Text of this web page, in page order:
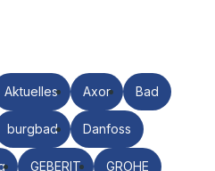
Aktuelles Axor Bad
burgbad Danfoss
GEBERIT GROHE